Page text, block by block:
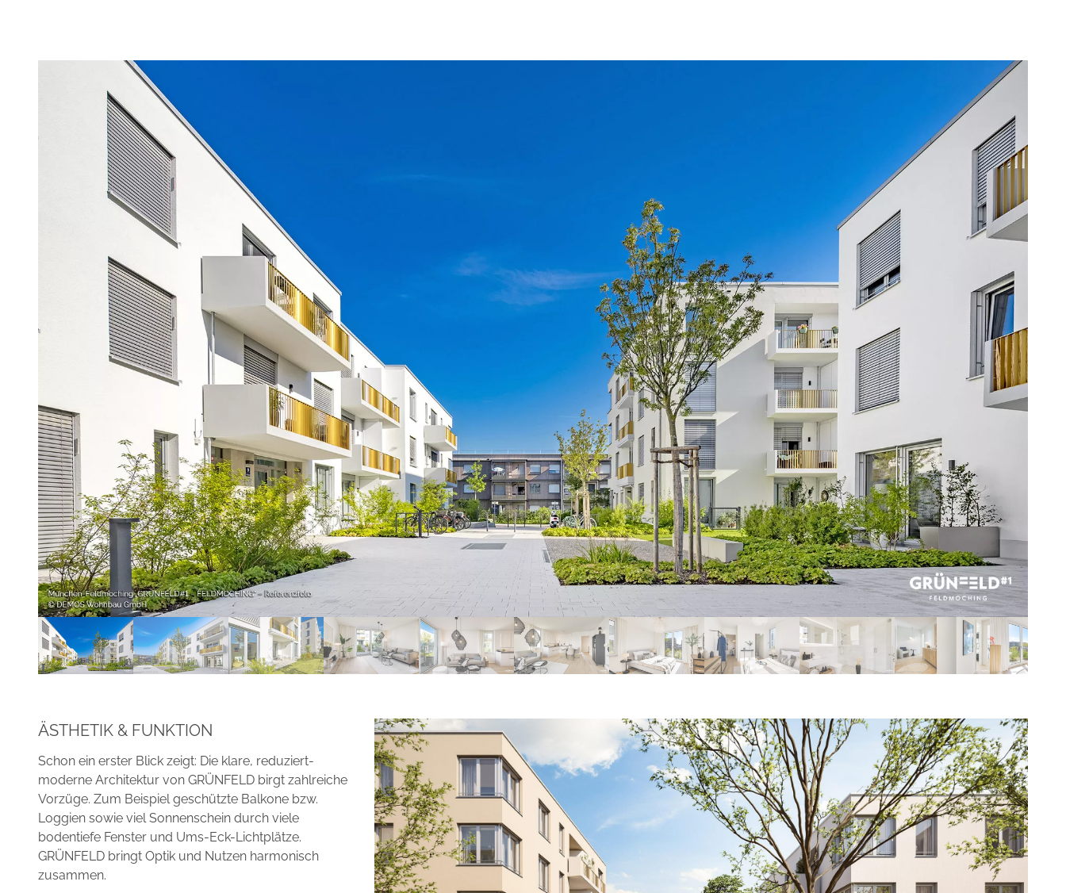
ÄSTHETIK & FUNKTION
Schon ein erster Blick zeigt: Die klare, reduziert-
moderne Architektur von GRÜNFELD birgt zahlreiche
Vorzüge. Zum Beispiel geschützte Balkone bzw.
Loggien sowie viel Sonnenschein durch viele
bodentiefe Fenster und Ums-Eck-Lichtplätze.
GRÜNFELD bringt Optik und Nutzen harmonisch
zusammen.